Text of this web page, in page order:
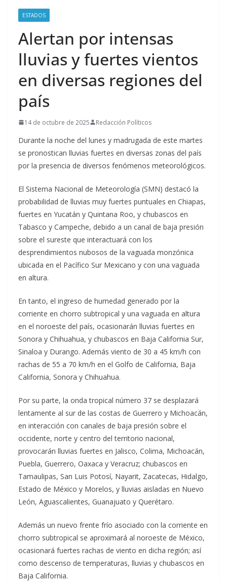
ESTADOS
Alertan por intensas
lluvias y fuertes vientos
en diversas regiones del
país
14 de octubre de 2025 Redacción Políticos
Durante la noche del lunes y madrugada de este martes
se pronostican lluvias fuertes en diversas zonas del país
por la presencia de diversos fenómenos meteorológicos.
El Sistema Nacional de Meteorología (SMN) destacó la
probabilidad de lluvias muy fuertes puntuales en Chiapas,
fuertes en Yucatán y Quintana Roo, y chubascos en
Tabasco y Campeche, debido a un canal de baja presión
sobre el sureste que interactuará con los
desprendimientos nubosos de la vaguada monzónica
ubicada en el Pacífico Sur Mexicano y con una vaguada
en altura.
En tanto, el ingreso de humedad generado por la
corriente en chorro subtropical y una vaguada en altura
en el noroeste del país, ocasionarán lluvias fuertes en
Sonora y Chihuahua, y chubascos en Baja California Sur,
Sinaloa y Durango. Además viento de 30 a 45 km/h con
rachas de 55 a 70 km/h en el Golfo de California, Baja
California, Sonora y Chihuahua.
Por su parte, la onda tropical número 37 se desplazará
lentamente al sur de las costas de Guerrero y Michoacán,
en interacción con canales de baja presión sobre el
occidente, norte y centro del territorio nacional,
provocarán lluvias fuertes en Jalisco, Colima, Michoacán,
Puebla, Guerrero, Oaxaca y Veracruz; chubascos en
Tamaulipas, San Luis Potosí, Nayarit, Zacatecas, Hidalgo,
Estado de México y Morelos, y lluvias aisladas en Nuevo
León, Aguascalientes, Guanajuato y Querétaro.
Además un nuevo frente frío asociado con la corriente en
chorro subtropical se aproximará al noroeste de México,
ocasionará fuertes rachas de viento en dicha región; así
como descenso de temperaturas, lluvias y chubascos en
Baja California.